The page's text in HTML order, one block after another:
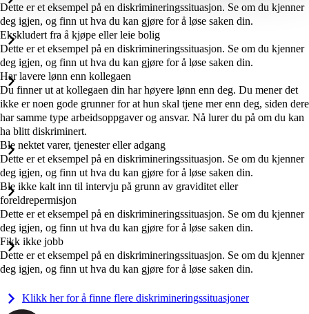
Dette er et eksempel på en diskrimineringssituasjon. Se om du kjenner
deg igjen, og finn ut hva du kan gjøre for å løse saken din.
Ekskludert fra å kjøpe eller leie bolig
Dette er et eksempel på en diskrimineringssituasjon. Se om du kjenner
deg igjen, og finn ut hva du kan gjøre for å løse saken din.
Har lavere lønn enn kollegaen
Du finner ut at kollegaen din har høyere lønn enn deg. Du mener det
ikke er noen gode grunner for at hun skal tjene mer enn deg, siden dere
har samme type arbeidsoppgaver og ansvar. Nå lurer du på om du kan
ha blitt diskriminert.
Ble nektet varer, tjenester eller adgang
Dette er et eksempel på en diskrimineringssituasjon. Se om du kjenner
deg igjen, og finn ut hva du kan gjøre for å løse saken din.
Ble ikke kalt inn til intervju på grunn av graviditet eller
foreldrepermisjon
Dette er et eksempel på en diskrimineringssituasjon. Se om du kjenner
deg igjen, og finn ut hva du kan gjøre for å løse saken din.
Fikk ikke jobb
Dette er et eksempel på en diskrimineringssituasjon. Se om du kjenner
deg igjen, og finn ut hva du kan gjøre for å løse saken din.
Klikk her for å finne flere diskrimineringssituasjoner